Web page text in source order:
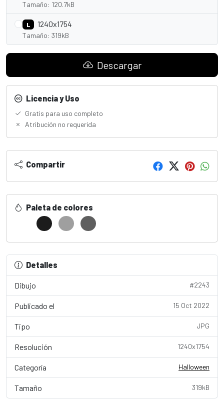
Tamaño: 120.7kB
L 1240x1754
Tamaño: 319kB
Descargar
Licencia y Uso
Gratis para uso completo
Atribución no requerida
Compartir
Paleta de colores
Detalles
Dibujo #2243
Publicado el 15 Oct 2022
Tipo JPG
Resolución 1240x1754
Categoría Halloween
Tamaño 319kB